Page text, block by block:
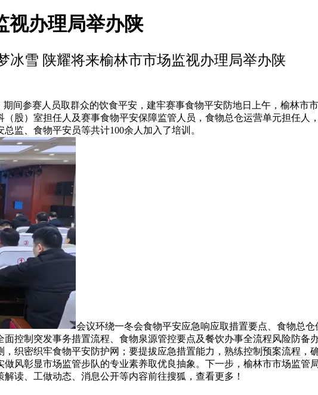
视办理局举办陕
冰雪 陕耀将来榆林市市场监视办理局举办陕
参赛人员取群众的饮食平安，建牢赛事食物平安防地日上午，榆林市
股）室担任人及赛事食物平安保障监管人员，食物总仓运营单元担任人
监、食物平安员等共计100余人加入了培训。
会议环绕一冬会食物平安应急响应取措置要点、食物总
控制突发事务措置流程、食物泉源管控要点及餐饮办事全流程风险防备
织密织牢食物平安防护网；要提拔应急措置能力，熟练控制预案流程，
风彰显市场监管步队的专业素养取优良抽象。下一步，榆林市市场监管
读、工做动态、消息公开等内容前往搜狐，查看更多！